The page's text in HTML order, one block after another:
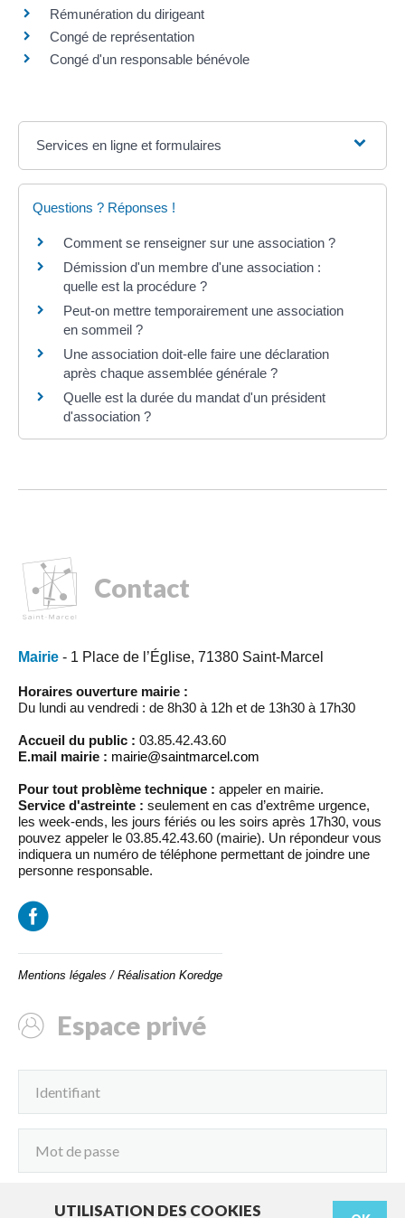
Rémunération du dirigeant
Congé de représentation
Congé d'un responsable bénévole
Services en ligne et formulaires
Questions ? Réponses !
Comment se renseigner sur une association ?
Démission d'un membre d'une association :
quelle est la procédure ?
Peut-on mettre temporairement une association
en sommeil ?
Une association doit-elle faire une déclaration
après chaque assemblée générale ?
Quelle est la durée du mandat d'un président
d'association ?
Contact
Mairie - 1 Place de l’Église, 71380 Saint-Marcel
Horaires ouverture mairie :
Du lundi au vendredi : de 8h30 à 12h et de 13h30 à 17h30
Accueil du public : 03.85.42.43.60
E.mail mairie : mairie@saintmarcel.com
Pour tout problème technique : appeler en mairie.
Service d'astreinte : seulement en cas d’extrême urgence,
les week-ends, les jours fériés ou les soirs après 17h30, vous
pouvez appeler le 03.85.42.43.60 (mairie). Un répondeur vous
indiquera un numéro de téléphone permettant de joindre une
personne responsable.
Mentions légales / Réalisation Koredge
Espace privé
UTILISATION DES COOKIES